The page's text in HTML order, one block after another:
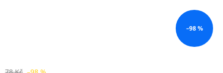
–98 %